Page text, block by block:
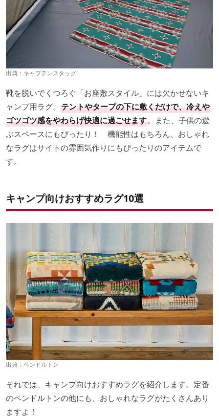
出典： キャプテンスタッグ
靴を脱いでくつろぐ「お座敷スタイル」には欠かせないキ
ャンプ用ラグ。 テントやタープの下に敷くだけで、冷えや
ゴツゴツ感をやわらげ快適に過ごせます。また、子供の遊
ぶスペースにもぴったり！ 機能性はもちろん、おしゃれ
なラグはサイトの雰囲気作りにもぴったりのアイテムで
す。
キャンプ向けおすすめラグ10選
出典： ペンドルトン
それでは、キャンプ向けおすすめラグを紹介します。定番
のペンドルトンの他にも、おしゃれなラグがたくさんあり
ますよ！